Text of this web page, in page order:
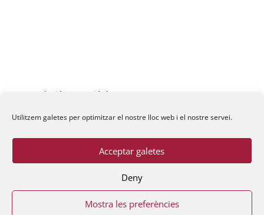
Utilitzem galetes per optimitzar el nostre lloc web i el nostre servei.
Acceptar galetes
Deny
Mostra les preferències
Fundació La Passió d’Esparreguera, 2026